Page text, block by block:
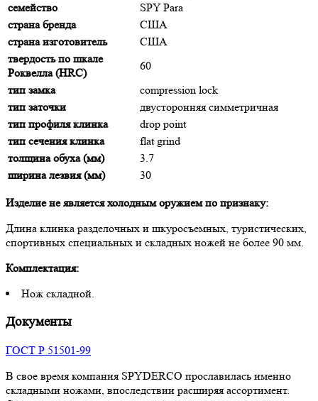
семейство
SPY Para
страна бренда
США
страна изготовитель
США
твердость по шкале
Роквелла (HRC)
60
тип замка
compression lock
тип заточки
двусторонняя симметричная
тип профиля клинка
drop point
тип сечения клинка
flat grind
толщина обуха (мм)
3.7
ширина лезвия (мм)
30
Изделие не является холодным оружием по признаку:
Длина клинка разделочных и шкуросъемных, туристических,
спортивных специальных и складных ножей не более 90 мм.
Комплектация:
Нож складной.
Документы
ГОСТ Р 51501-99
В свое время компания SPYDERCO прославилась именно
складными ножами, впоследствии расширяя ассортимент.